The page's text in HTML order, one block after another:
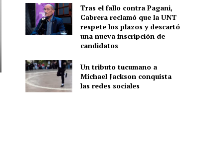
Tras el fallo contra Pagani,
Cabrera reclamó que la UNT
respete los plazos y descartó
una nueva inscripción de
candidatos
Un tributo tucumano a
Michael Jackson conquista
las redes sociales